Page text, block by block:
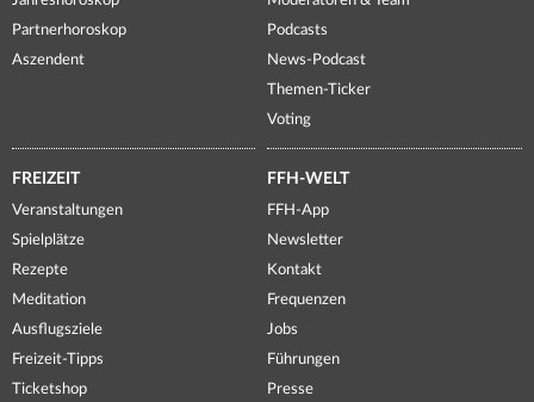
Partnerhoroskop
Aszendent
Podcasts
News-Podcast
Themen-Ticker
Voting
FREIZEIT
Veranstaltungen
Spielplätze
Rezepte
Meditation
Ausflugsziele
Freizeit-Tipps
Ticketshop
FFH-WELT
FFH-App
Newsletter
Kontakt
Frequenzen
Jobs
Führungen
Presse